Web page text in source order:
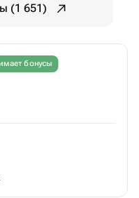
(1 651)
бонусы